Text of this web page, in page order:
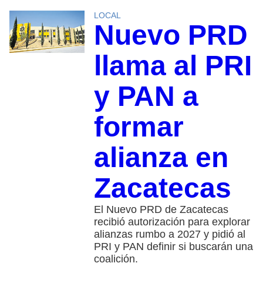
LOCAL
Nuevo PRD
llama al PRI
y PAN a
formar
alianza en
Zacatecas
El Nuevo PRD de Zacatecas
recibió autorización para explorar
alianzas rumbo a 2027 y pidió al
PRI y PAN definir si buscarán una
coalición.